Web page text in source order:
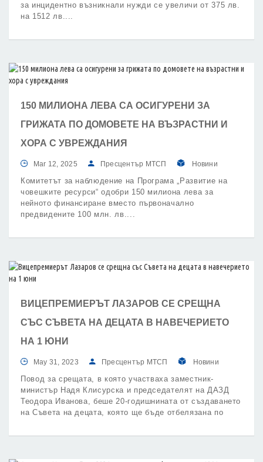
за инцидентно възникнали нужди се увеличи от 375 лв.
на 1512 лв.
150 МИЛИОНА ЛЕВА СА ОСИГУРЕНИ ЗА
ГРИЖАТА ПО ДОМОВЕТЕ НА ВЪЗРАСТНИ И
ХОРА С УВРЕЖДАНИЯ
Mar 12, 2025 Пресцентър МТСП Новини
Комитетът за наблюдение на Програма „Развитие на
човешките ресурси“ одобри 150 милиона лева за
нейното финансиране вместо първоначално
предвидените 100 млн. лв.
ВИЦЕПРЕМИЕРЪТ ЛАЗАРОВ СЕ СРЕЩНА
СЪС СЪВЕТА НА ДЕЦАТА В НАВЕЧЕРИЕТО
НА 1 ЮНИ
May 31, 2023 Пресцентър МТСП Новини
Повод за срещата, в която участваха заместник-
министър Надя Клисурска и председателят на ДАЗД
Теодора Иванова, беше 20-годишнината от създаването
на Съвета на децата, която ще бъде отбелязана по